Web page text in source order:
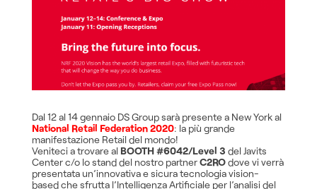
Dal 12 al 14 gennaio DS Group sarà presente a New York al
National Retail Federation 2020: la più grande
manifestazione Retail del mondo!
Veniteci a trovare al BOOTH #6042/Level 3 del Javits
Center c/o lo stand del nostro partnerC2ROdove vi verrà
presentata un’innovativa e sicura tecnologia vision-
based che sfrutta l’Intelligenza Artificiale per l’analisi del